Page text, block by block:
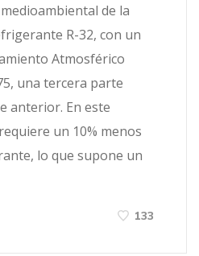
de la
R-32, con un
Atmosférico
una tercera parte
anterior. En este
un 10% menos
lo que supone un
133